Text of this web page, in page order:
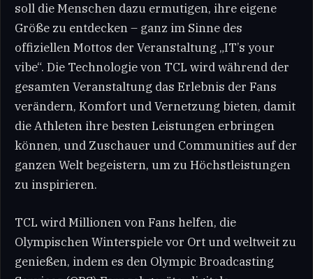
soll die Menschen dazu ermutigen, ihre eigene
Größe zu entdecken – ganz im Sinne des
offiziellen Mottos der Veranstaltung „IT’s your
vibe“. Die Technologie von TCL wird während der
gesamten Veranstaltung das Erlebnis der Fans
verändern, Komfort und Vernetzung bieten, damit
die Athleten ihre besten Leistungen erbringen
können, und Zuschauer und Communities auf der
ganzen Welt begeistern, um zu Höchstleistungen
zu inspirieren.
TCL wird Millionen von Fans helfen, die
Olympischen Winterspiele vor Ort und weltweit zu
genießen, indem es den Olympic Broadcasting